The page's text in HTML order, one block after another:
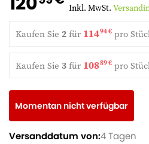
Inkl. MwSt.
Kaufen Sie 2für 11494 € pro
Kaufen Sie 3für 10889 € pro
Momentan nicht verfügbar
Versanddatum von:4 Tagen